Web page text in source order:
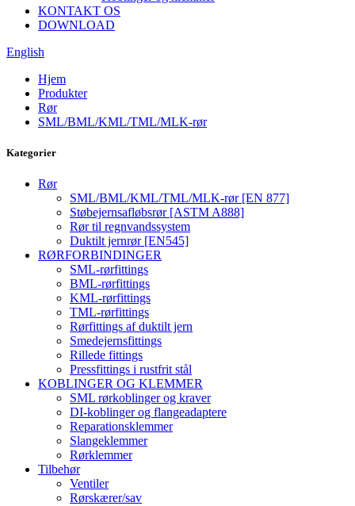
KONTAKT OS
DOWNLOAD
English
Hjem
Produkter
Rør
SML/BML/KML/TML/MLK-rør
Kategorier
Rør
SML/BML/KML/TML/MLK-rør [EN 877]
Støbejernsafløbsrør [ASTM A888]
Rør til regnvandssystem
Duktilt jernrør [EN545]
RØRFORBINDINGER
SML-rørfittings
BML-rørfittings
KML-rørfittings
TML-rørfittings
Rørfittings af duktilt jern
Smedejernsfittings
Rillede fittings
Pressfittings i rustfrit stål
KOBLINGER OG KLEMMER
SML rørkoblinger og kraver
DI-koblinger og flangeadaptere
Reparationsklemmer
Slangeklemmer
Rørklemmer
Tilbehør
Ventiler
Rørskærer/sav